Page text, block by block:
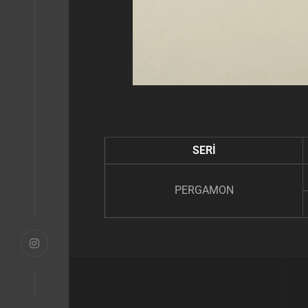
SERİ
PERGAMON